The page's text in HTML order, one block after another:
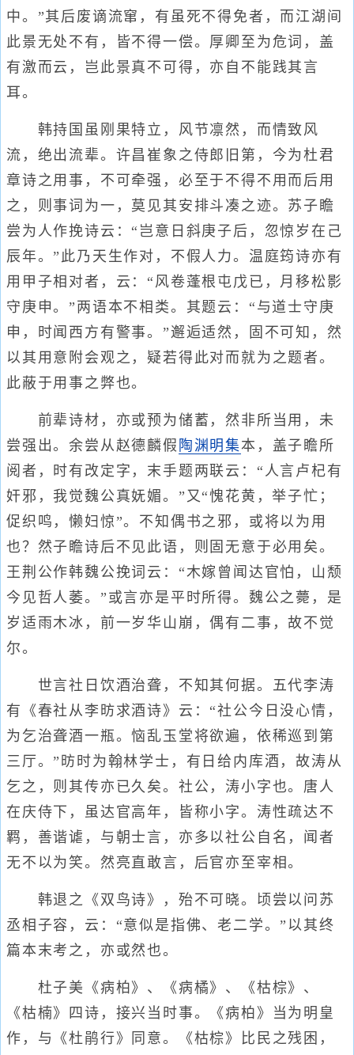
中。”其后废谪流窜，有虽死不得免者，而江湖间
此景无处不有，皆不得一偿。厚卿至为危词，盖
有激而云，岂此景真不可得，亦自不能践其言
耳。
韩持国虽刚果特立，风节凛然，而情致风
流，绝出流辈。许昌崔象之侍郎旧第，今为杜君
章诗之用事，不可牵强，必至于不得不用而后用
之，则事词为一，莫见其安排斗凑之迹。苏子瞻
尝为人作挽诗云：“岂意日斜庚子后，忽惊岁在己
辰年。”此乃天生作对，不假人力。温庭筠诗亦有
用甲子相对者，云：“风卷蓬根屯戊已，月移松影
守庚申。”两语本不相类。其题云：“与道士守庚
申，时闻西方有警事。”邂逅适然，固不可知，然
以其用意附会观之，疑若得此对而就为之题者。
此蔽于用事之弊也。
前辈诗材，亦或预为储蓄，然非所当用，未
尝强出。余尝从赵德麟假 陶渊明集 本，盖子瞻所
阅者，时有改定字，末手题两联云：“人言卢杞有
奸邪，我觉魏公真妩媚。”又“愧花黄，举子忙；
促织鸣，懒妇惊”。不知偶书之邪，或将以为用
也？然子瞻诗后不见此语，则固无意于必用矣。
王荆公作韩魏公挽词云：“木嫁曾闻达官怕，山颓
今见哲人萎。”或言亦是平时所得。魏公之薨，是
岁适雨木冰，前一岁华山崩，偶有二事，故不觉
尔。
世言社日饮酒治聋，不知其何据。五代李涛
有《春社从李昉求酒诗》云：“社公今日没心情，
为乞治聋酒一瓶。恼乱玉堂将欲遍，依稀巡到第
三厅。”昉时为翰林学士，有日给内库酒，故涛从
乞之，则其传亦已久矣。社公，涛小字也。唐人
在庆侍下，虽达官高年，皆称小字。涛性疏达不
羁，善谐谑，与朝士言，亦多以社公自名，闻者
无不以为笑。然亮直敢言，后官亦至宰相。
韩退之《双鸟诗》，殆不可晓。顷尝以问苏
丞相子容，云：“意似是指佛、老二学。”以其终
篇本末考之，亦或然也。
杜子美《病柏》、《病橘》、《枯棕》、
《枯楠》四诗，接兴当时事。《病柏》当为明皇
作，与《杜鹃行》同意。《枯棕》比民之残困，